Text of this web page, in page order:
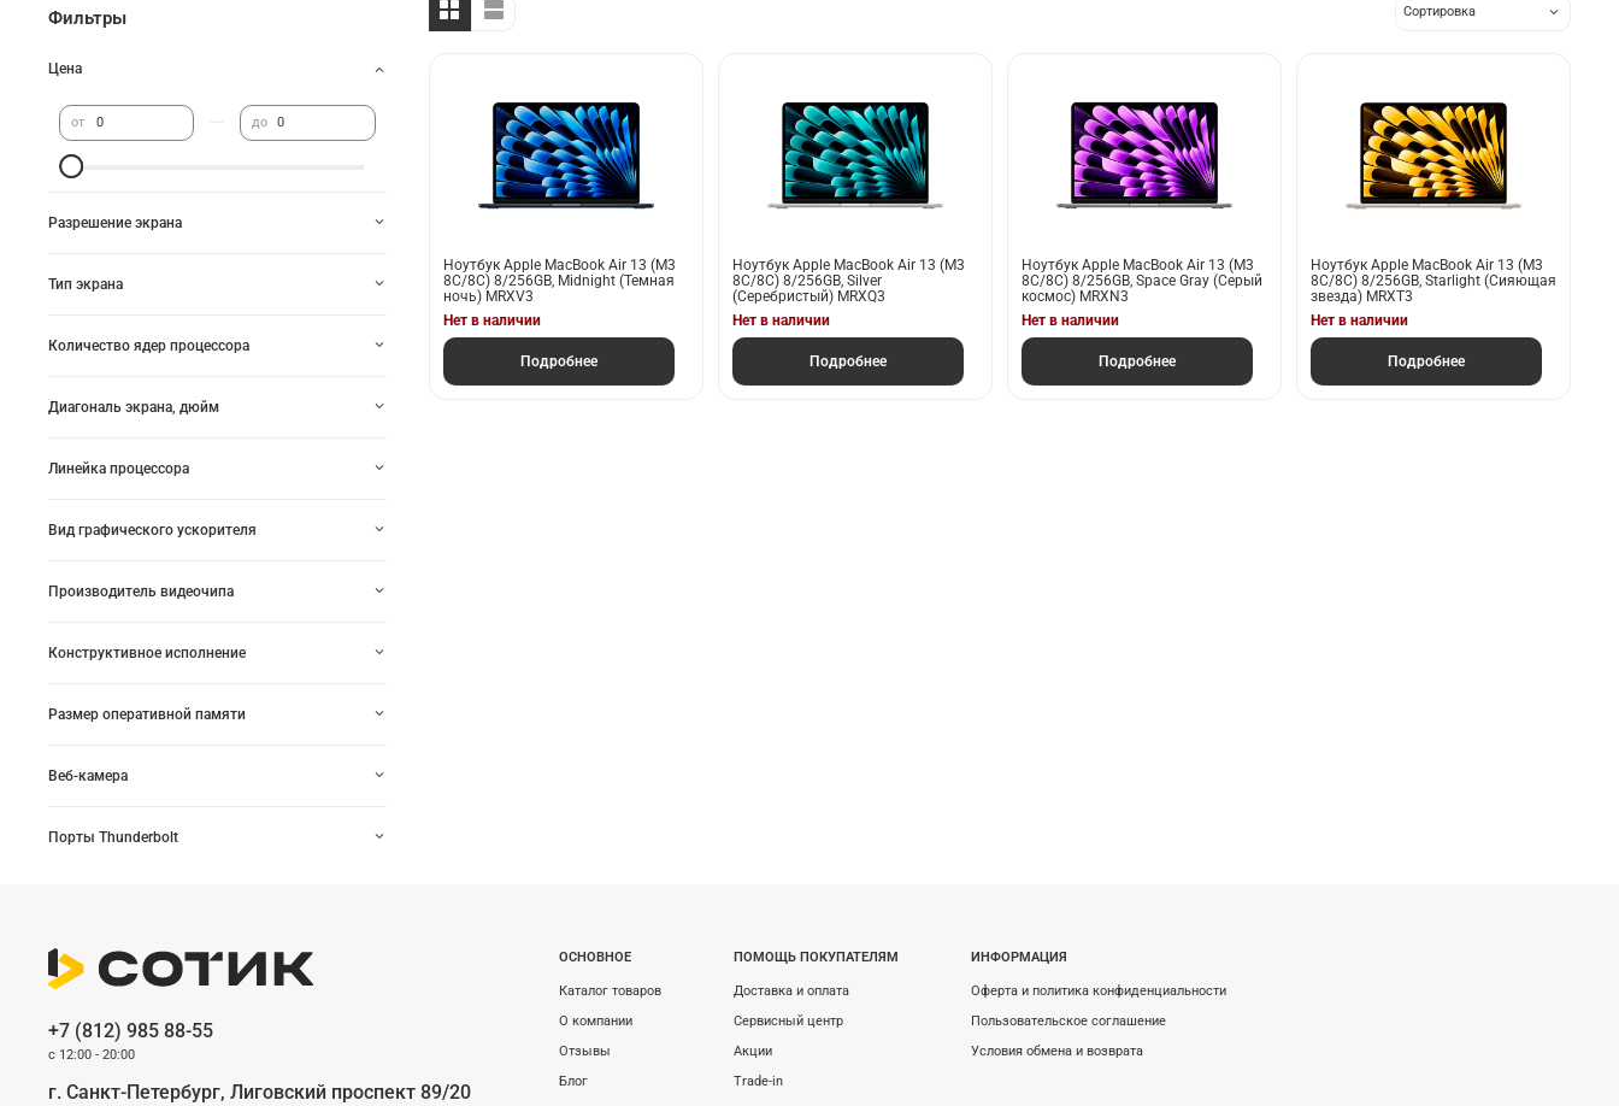
Ноутбук Apple MacBook Air 13 (M3
8С/8C) 8/256GB, Midnight (Темная
ночь) MRXV3
Нет в наличии
Подробнее
Ноутбук Apple MacBook Air 13 (M3
8С/8C) 8/256GB, Silver
(Серебристый) MRXQ3
Нет в наличии
Подробнее
Ноутбук Apple MacBook Air 13 (M3
8С/8C) 8/256GB, Space Gray (Серый
космос) MRXN3
Нет в наличии
Подробнее
Ноутбук Apple MacBook Air 13 (M3
8С/8C) 8/256GB, Starlight (Сияющая
звезда) MRXT3
Нет в наличии
Подробнее
Фильтры
Цена
от до
Разрешение экрана
Тип экрана
Количество ядер процессора
Диагональ экрана, дюйм
Линейка процессора
Вид графического ускорителя
Производитель видеочипа
Конструктивное исполнение
Размер оперативной памяти
Веб-камера
Порты Thunderbolt
ОСНОВНОЕ
Каталог товаров
О компании
Отзывы
Блог
ПОМОЩЬ ПОКУПАТЕЛЯМ
Доставка и оплата
Сервисный центр
Акции
Trade-in
ИНФОРМАЦИЯ
Оферта и политика конфиденциальности
Пользовательское соглашение
Условия обмена и возврата
+7 (812) 985 88-55
c 12:00 - 20:00
г. Санкт-Петербург, Лиговский проспект 89/20